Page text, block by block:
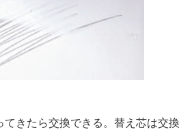
きたら交換できる。替え芯は交換